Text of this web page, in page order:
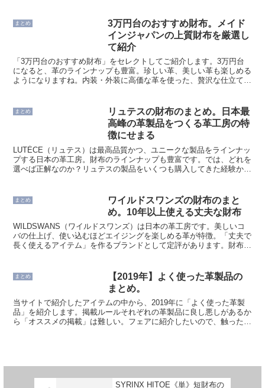
まとめ
3万円台のおすすめ財布。メイド
インジャパンの上質財布を厳選し
て紹介
「3万円台のおすすめ財布」をセレクトしてご紹介します。3万円台
になると、革のラインナップも豊富。珍しい革、美しい革も楽しめる
ようになりますね。内装・外装に高価な革を使った、贅沢な仕立ても
まとめ
リュテスの財布のまとめ。日本最
高峰の革製品をつくる革工房の特
徴にせまる
LUTÈCE（リュテス）は最高品質かつ、ユニークな製品をラインナッ
プする日本の革工房。財布のラインナップも豊富です。では、どれを
選べば正解なのか？リュテスの製品をいくつも購入してきた経験か
まとめ
ワイルドスワンズの財布のまと
め。10年以上使える丈夫な財布
WILDSWANS（ワイルドスワンズ）は日本の革工房です。美しいコ
バの仕上げ、使い込むほどエイジングを楽しめる革が特徴。「丈夫で
長く使えるアイテム」を作るブランドとして定評があります。財布の
まとめ
【2019年】よく使った革製品の
まとめ。
当サイトで紹介したアイテムの中から、2019年に「よく使った革製
品」を紹介します。掲載ルールそれぞれの革製品に良し悪しがあるか
ら「オススメの掲載」は難しい。フェアに紹介したいので、触った・
SYRINX HITOE《単》短財布の